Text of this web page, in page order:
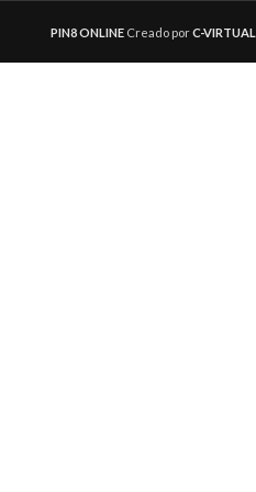
PIN8 ONLINE Creado porC-VIRTUAL